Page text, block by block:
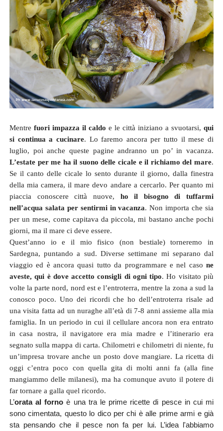
Mentre fuori impazza il caldo e le città iniziano a svuotarsi,qui
si continua a cucinare. Lo faremo ancora per tutto il mese di
luglio, poi anche queste pagine andranno un po’ in vacanza.
L’estate per me ha il suono delle cicale e il richiamo del mare.
Se il canto delle cicale lo sento durante il giorno, dalla finestra
della mia camera, il mare devo andare a cercarlo. Per quanto mi
piaccia conoscere città nuove, ho il bisogno di tuffarmi
nell’acqua salata per sentirmi in vacanza. Non importa che sia
per un mese, come capitava da piccola, mi bastano anche pochi
giorni, ma il mare ci deve essere.
Quest’anno io e il mio fisico (non bestiale) torneremo in
Sardegna, puntando a sud. Diverse settimane mi separano dal
viaggio ed è ancora quasi tutto da programmare e nel caso ne
aveste, qui è dove accetto consigli di ogni tipo. Ho visitato più
volte la parte nord, nord est e l’entroterra, mentre la zona a sud la
conosco poco. Uno dei ricordi che ho dell’entroterra risale ad
una visita fatta ad un nuraghe all’età di 7-8 anni assieme alla mia
famiglia. In un periodo in cui il cellulare ancora non era entrato
in casa nostra, il navigatore era mia madre e l’itinerario era
segnato sulla mappa di carta. Chilometri e chilometri di niente, fu
un’impresa trovare anche un posto dove mangiare. La ricetta di
oggi c’entra poco con quella gita di molti anni fa (alla fine
mangiammo delle milanesi), ma ha comunque avuto il potere di
far tornare a galla quel ricordo.
L’orata al forno è una tra le prime ricette di pesce in cui mi
sono cimentata, questo lo dico per chi è alle prime armi e già
sta pensando che il pesce non fa per lui. L’idea l'abbiamo